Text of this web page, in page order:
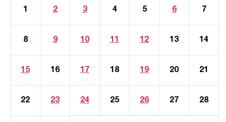
1 2 3 4 5 6 7
8 9 10 11 12 13 14
15 16 17 18 19 20 21
22 23 24 25 26 27 28